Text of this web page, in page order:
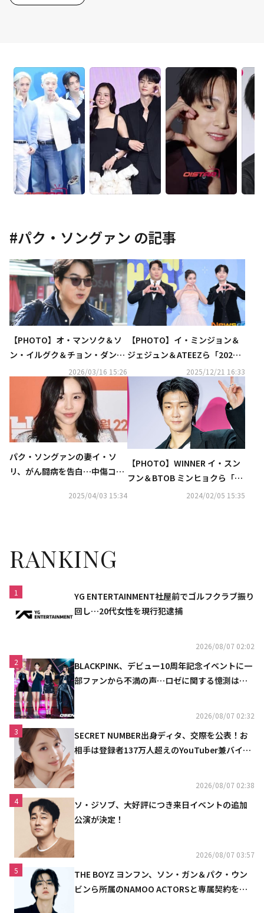
#パク・ソングァン の記事
【PHOTO】オ・マンソク＆ソ
ン・イルグク＆チョン・ダンビ
ら「不朽の名曲」収録に参加！
2026/03/16 15:26
【PHOTO】イ・ミンジョン＆
ジェジュン＆ATEEZら「2025 K
BS芸能大賞」に出席2025/12/21 16:33
パク・ソングァンの妻イ・ソ
リ、がん闘病を告白…中傷コメ
2025/04/03 15:34
【PHOTO】WINNER イ・スン
フン＆BTOB ミンヒョクら「ソ
ウルファッションウィーク」に
2024/02/05 15:35
RANKING
1
YG ENTERTAINMENT社屋前でゴルフクラブ振り
回し…20代女性を現行犯逮捕
2026/08/07 02:02
2
BLACKPINK、デビュー10周年記念イベントに一
部ファンから不満の声…ロゼに関する憶測は否
2026/08/07 02:32
3
SECRET NUMBER出身ディタ、交際を公表！お
相手は登録者137万人超えのYouTuber兼バイオ
2026/08/07 02:38
4
ソ・ジソブ、大好評につき来日イベントの追加
公演が決定！
2026/08/07 03:57
5
THE BOYZ ヨンフン、ソン・ガン＆パク・ウン
ビンら所属のNAMOO ACTORSと専属契約を締